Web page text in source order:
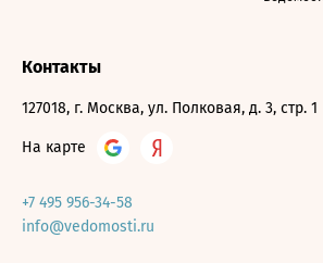
Контакты
127018, г. Москва, ул. Полковая, д. 3, стр. 1
На карте
+7 495 956-34-58
info@vedomosti.ru